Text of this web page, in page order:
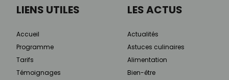
LIENS UTILES
Accueil
Programme
Tarifs
Témoignages
LES ACTUS
Actualités
Astuces culinaires
Alimentation
Bien-être